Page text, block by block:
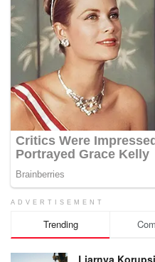
ADVERTISEMENT
Trending
Liarnya